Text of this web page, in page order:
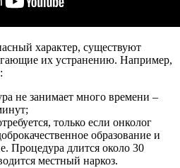
характер, существуют
их устранению. Например,
не занимает много времени –
только если онколог
образование и
Процедура длится около 30
местный наркоз.